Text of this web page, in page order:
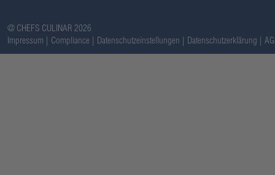
@ CHEFS CULINAR 2026
Impressum
Compliance Datenschutzeinstellungen Datenschutzerklärung